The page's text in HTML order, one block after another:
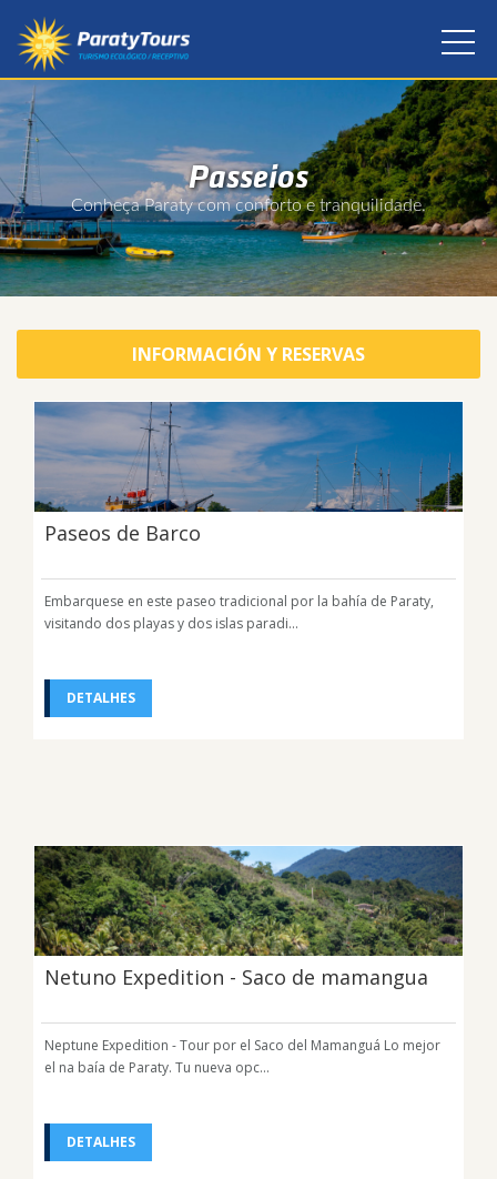
Passeios
Conheça Paraty com conforto e tranquilidade.
INFORMACIÓN Y RESERVAS
Paseos de Barco
Embarquese en este paseo tradicional por la bahía de Paraty,
visitando dos playas y dos islas paradi...
DETALHES
Netuno Expedition - Saco de mamangua
Neptune Expedition - Tour por el Saco del Mamanguá Lo mejor
el na baía de Paraty. Tu nueva opc...
DETALHES